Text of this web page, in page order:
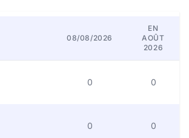
08/08/2026
EN
AOÛT
2026
0 0
0 0